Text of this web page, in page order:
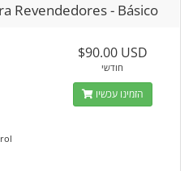
Revendedores - Básico
$90.00 USD
חודשי
הזמינו עכשיו